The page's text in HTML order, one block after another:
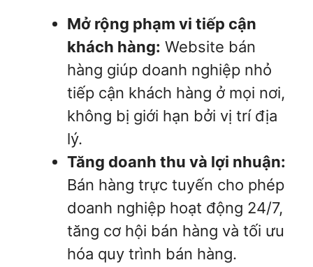
Mở rộng phạm vi tiếp cận
khách hàng: Website bán
hàng giúp doanh nghiệp nhỏ
tiếp cận khách hàng ở mọi nơi,
không bị giới hạn bởi vị trí địa
lý.
Tăng doanh thu và lợi nhuận:
Bán hàng trực tuyến cho phép
doanh nghiệp hoạt động 24/7,
tăng cơ hội bán hàng và tối ưu
hóa quy trình bán hàng.